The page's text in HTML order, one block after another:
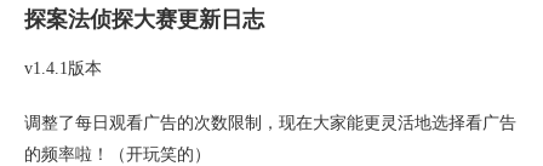
探案法侦探大赛更新日志
v1.4.1版本
调整了每日观看广告的次数限制，现在大家能更灵活地选择看广告
的频率啦！（开玩笑的）